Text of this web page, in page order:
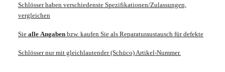
Schlösser haben verschiedenste Spezifikationen/Zulassungen,
vergleichen
Sie alle Angaben bzw. kaufen Sie als Reparaturaustausch für defekte
Schlösser nur mit gleichlautender (Schüco) Artikel-Nummer.